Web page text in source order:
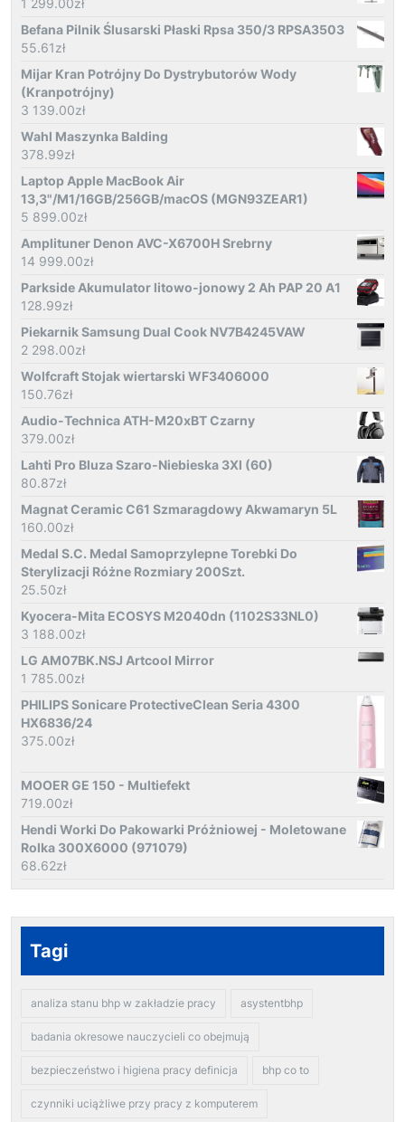
1 299.00zł
Befana Pilnik Ślusarski Płaski Rpsa 350/3 RPSA3503
55.61zł
Mijar Kran Potrójny Do Dystrybutorów Wody
(Kranpotrójny)
3 139.00zł
Wahl Maszynka Balding
378.99zł
Laptop Apple MacBook Air
13,3"/M1/16GB/256GB/macOS (MGN93ZEAR1)
5 899.00zł
Amplituner Denon AVC-X6700H Srebrny
14 999.00zł
Parkside Akumulator litowo-jonowy 2 Ah PAP 20 A1
128.99zł
Piekarnik Samsung Dual Cook NV7B4245VAW
2 298.00zł
Wolfcraft Stojak wiertarski WF3406000
150.76zł
Audio-Technica ATH-M20xBT Czarny
379.00zł
Lahti Pro Bluza Szaro-Niebieska 3Xl (60)
80.87zł
Magnat Ceramic C61 Szmaragdowy Akwamaryn 5L
160.00zł
Medal S.C. Medal Samoprzylepne Torebki Do
Sterylizacji Różne Rozmiary 200Szt.
25.50zł
Kyocera-Mita ECOSYS M2040dn (1102S33NL0)
3 188.00zł
LG AM07BK.NSJ Artcool Mirror
1 785.00zł
PHILIPS Sonicare ProtectiveClean Seria 4300
HX6836/24
375.00zł
MOOER GE 150 - Multiefekt
719.00zł
Hendi Worki Do Pakowarki Próżniowej - Moletowane
Rolka 300X6000 (971079)
68.62zł
Tagi
analiza stanu bhp w zakładzie pracy asystentbhp
badania okresowe nauczycieli co obejmują
bezpieczeństwo i higiena pracy definicja bhp co to
czynniki uciążliwe przy pracy z komputerem